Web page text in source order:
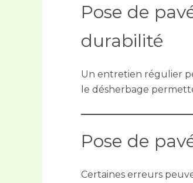
Pose de
durabilité
Un entretien régulier
le désherbage
Pose de
Certaines erreurs